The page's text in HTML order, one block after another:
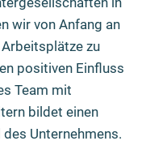
wir von Anfang an
zu
positiven Einfluss
Team mit
bildet einen
Unternehmens.